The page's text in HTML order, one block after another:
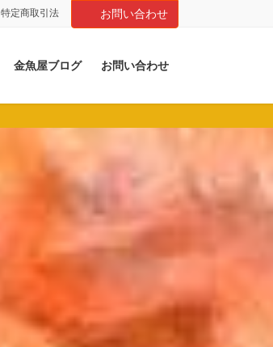
特定商取引法 お問い合わせ
金魚屋ブログ お問い合わせ